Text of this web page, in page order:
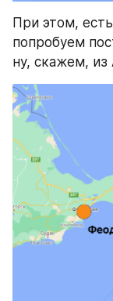
При этом,
попробуем
ну, скажем,